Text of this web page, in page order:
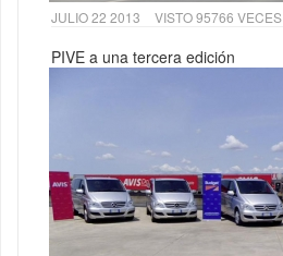
JULIO 22 2013 VISTO 95766 VECES
PIVE a una tercera edición